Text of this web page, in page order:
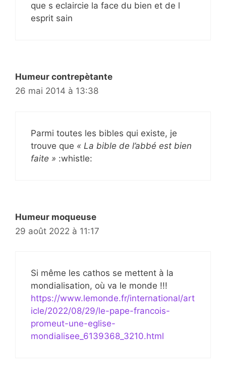
que s eclaircie la face du bien et de l
esprit sain
Humeur contrepètante
26 mai 2014 à 13:38
Parmi toutes les bibles qui existe, je
trouve que « La bible de l’abbé est bien
faite » :whistle:
Humeur moqueuse
29 août 2022 à 11:17
Si même les cathos se mettent à la
mondialisation, où va le monde !!!
https://www.lemonde.fr/international/art
icle/2022/08/29/le-pape-francois-
promeut-une-eglise-
mondialisee_6139368_3210.html